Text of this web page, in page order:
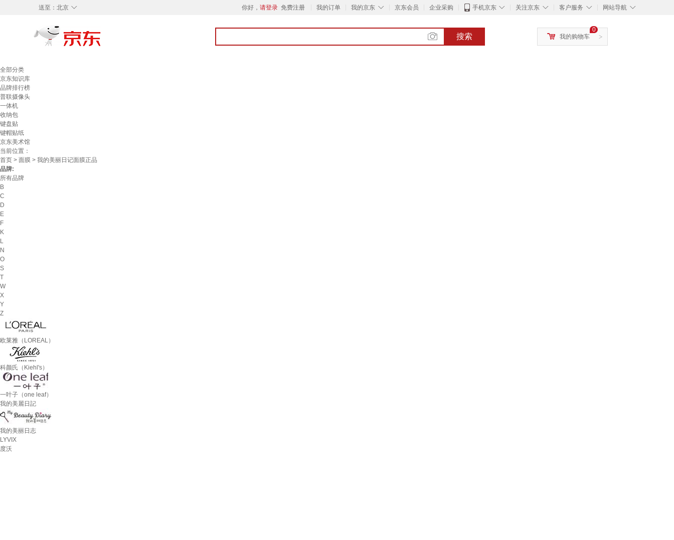
◇
送至： 北京 你好， 请登录 免费注册 我的订单 ◇
我的京东 京东会员 企业采购 ◇
手机京东 ◇
关注京东 ◇
客户服务 ◇
网站导航
搜索 >
0
我的购物车
全部分类
京东知识库
品牌排行榜
普联摄像头
一体机
收纳包
键盘贴
键帽贴纸
京东美术馆
当前位置：
首页 > 面膜 > 我的美丽日记面膜正品
品牌:
所有品牌
B
C
D
E
F
K
L
N
O
S
T
W
X
Y
Z
欧莱雅（LOREAL）
科颜氏（Kiehl's）
一叶子（one leaf）
我的美麗日記
我的美丽日志
LYVIX
度沃